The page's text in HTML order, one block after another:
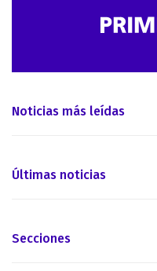
Noticias más leídas
Últimas noticias
Secciones